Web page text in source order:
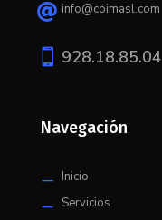
 info@coimasl.com
 928.18.85.04
Navegación
K Inicio
K Servicios